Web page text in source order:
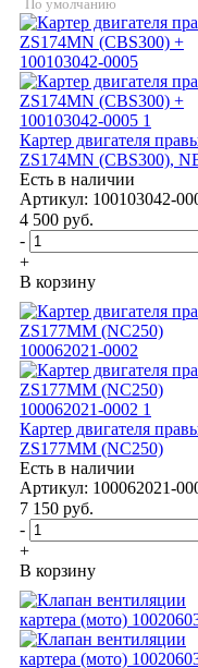
По умолчанию
Картер двигателя
ZS174MN (CBS300),
Есть в наличии
Артикул: 100103042-
4 500 руб.
-
+
В корзину
Картер двигателя
ZS177MM (NC250)
Есть в наличии
Артикул: 100062021-
7 150 руб.
-
+
В корзину